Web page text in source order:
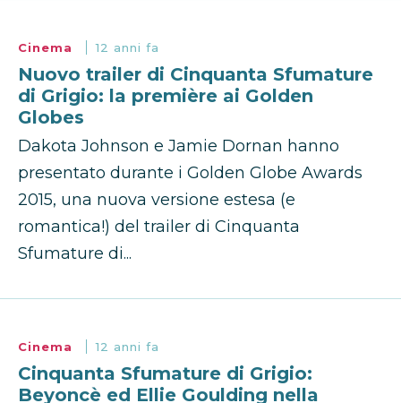
Cinema 12 anni fa
Nuovo trailer di Cinquanta Sfumature
di Grigio: la première ai Golden
Globes
Dakota Johnson e Jamie Dornan hanno
presentato durante i Golden Globe Awards
2015, una nuova versione estesa (e
romantica!) del trailer di Cinquanta
Sfumature di...
Cinema 12 anni fa
Cinquanta Sfumature di Grigio:
Beyoncè ed Ellie Goulding nella